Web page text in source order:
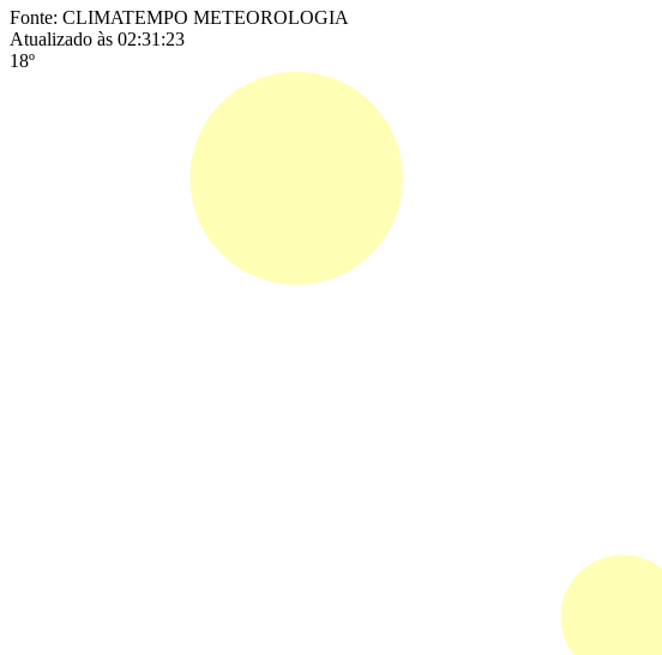
Fonte: CLIMATEMPO METEOROLOGIA
Atualizado às 02:31:23
18º